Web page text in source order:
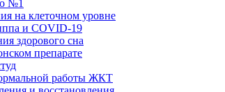
№1
на клеточном уровне
и COVID-19
здорового сна
препарате
работы ЖКТ